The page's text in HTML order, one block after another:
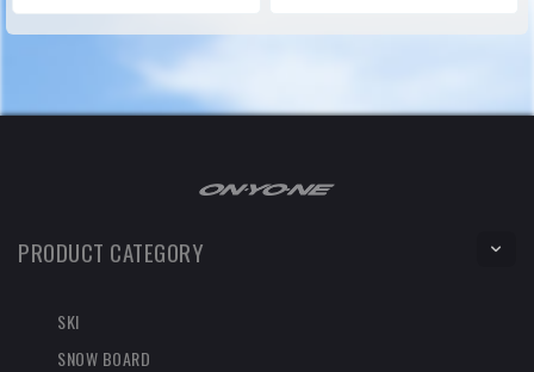
PRODUCT CATEGORY
SKI
SNOW BOARD